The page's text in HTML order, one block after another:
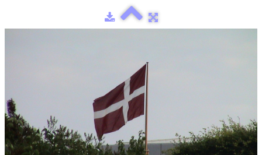
Contact
Soutien